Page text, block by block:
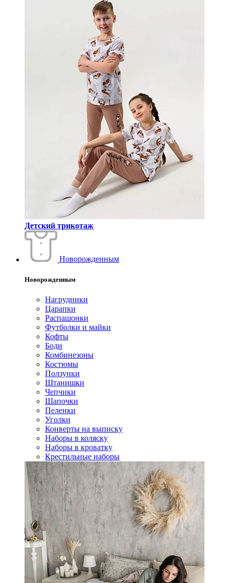
Детский трикотаж
Новорожденным
Новорожденным
Нагрудники
Царапки
Распашонки
Футболки и майки
Кофты
Боди
Комбинезоны
Костюмы
Ползунки
Штанишки
Чепчики
Шапочки
Пеленки
Уголки
Конверты на выписку
Наборы в коляску
Наборы в кроватку
Крестильные наборы